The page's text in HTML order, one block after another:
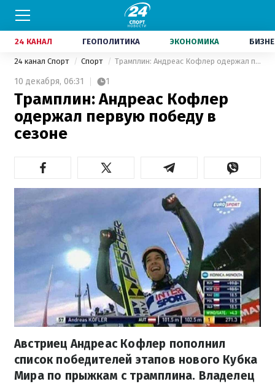
24 КАНАЛ ГЕОПОЛИТИКА ЭКОНОМИКА
24 канал Спорт Спорт Трамплин: Андреас Кофлер одержал первую победу в сезоне
10 декабря, 06:31 1
Трамплин: Андреас Кофлер
одержал первую победу в
сезоне
Австриец Андреас Кофлер пополнил
список победителей этапов нового Кубка
Мира по прыжкам с трамплина. Владелец